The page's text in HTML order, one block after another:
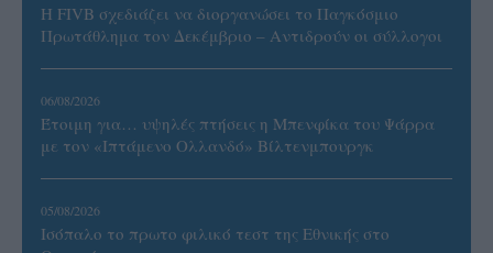
Η FIVB σχεδιάζει να διοργανώσει το Παγκόσμιο
Πρωτάθλημα τον Δεκέμβριο – Αντιδρούν οι σύλλογοι
06/08/2026
Έτοιμη για… υψηλές πτήσεις η Μπενφίκα του Ψάρρα
με τον «Ιπτάμενο Ολλανδό» Βίλτενμπουργκ
05/08/2026
Ισόπαλο το πρωτο φιλικό τεστ της Εθνικής στο